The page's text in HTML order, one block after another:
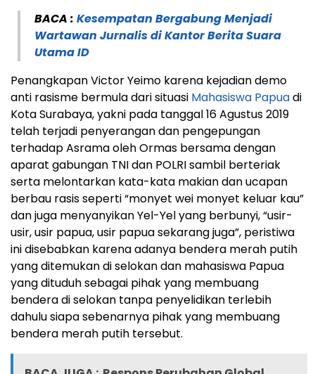
BACA : Kesempatan Bergabung Menjadi
Wartawan Jurnalis di Kantor Berita Suara
Utama ID
Penangkapan Victor Yeimo karena kejadian demo
anti rasisme bermula dari situasi Mahasiswa Papuadi
Kota Surabaya, yakni pada tanggal 16 Agustus 2019
telah terjadi penyerangan dan pengepungan
terhadap Asrama oleh Ormas bersama dengan
aparat gabungan TNI dan POLRI sambil berteriak
serta melontarkan kata-kata makian dan ucapan
berbau rasis seperti “monyet wei monyet keluar kau”
dan juga menyanyikan Yel-Yel yang berbunyi, “usir-
usir, usir papua, usir papua sekarang juga”, peristiwa
ini disebabkan karena adanya bendera merah putih
yang ditemukan di selokan dan mahasiswa Papua
yang dituduh sebagai pihak yang membuang
bendera di selokan tanpa penyelidikan terlebih
dahulu siapa sebenarnya pihak yang membuang
bendera merah putih tersebut.